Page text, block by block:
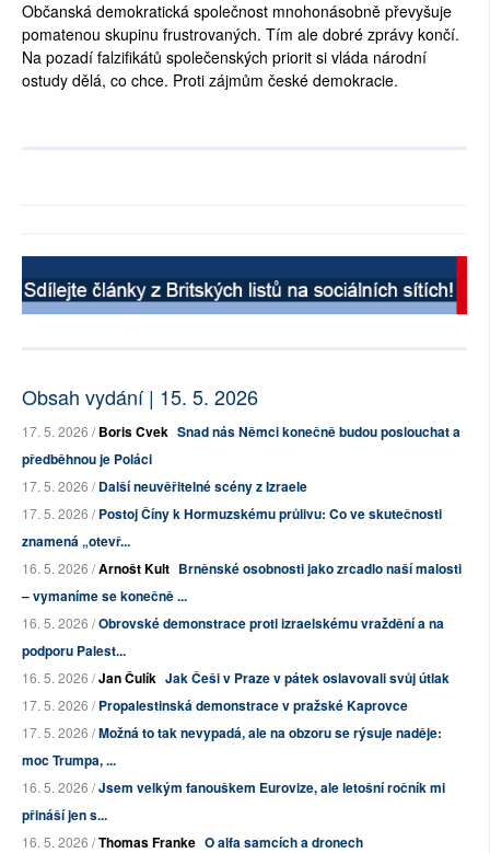
Občanská demokratická společnost mnohonásobně převyšuje
pomatenou skupinu frustrovaných. Tím ale dobré zprávy končí.
Na pozadí falzifikátů společenských priorit si vláda národní
ostudy dělá, co chce. Proti zájmům české demokracie.
Obsah vydání | 15. 5. 2026
17. 5. 2026 /Boris Cvek Snad nás Němci konečně budou poslouchat a
předběhnou je Poláci
17. 5. 2026 /Další neuvěřitelné scény z Izraele
17. 5. 2026 /Postoj Číny k Hormuzskému průlivu: Co ve skutečnosti
znamená „otevř...
16. 5. 2026 /Arnošt Kult Brněnské osobnosti jako zrcadlo naší malosti
– vymaníme se konečně ...
16. 5. 2026 /Obrovské demonstrace proti izraelskému vraždění a na
podporu Palest...
16. 5. 2026 /Jan Čulík Jak Češi v Praze v pátek oslavovali svůj útlak
17. 5. 2026 /Propalestinská demonstrace v pražské Kaprovce
17. 5. 2026 /Možná to tak nevypadá, ale na obzoru se rýsuje naděje:
moc Trumpa, ...
16. 5. 2026 /Jsem velkým fanouškem Eurovize, ale letošní ročník mi
přináší jen s...
16. 5. 2026 /Thomas Franke O alfa samcích a dronech